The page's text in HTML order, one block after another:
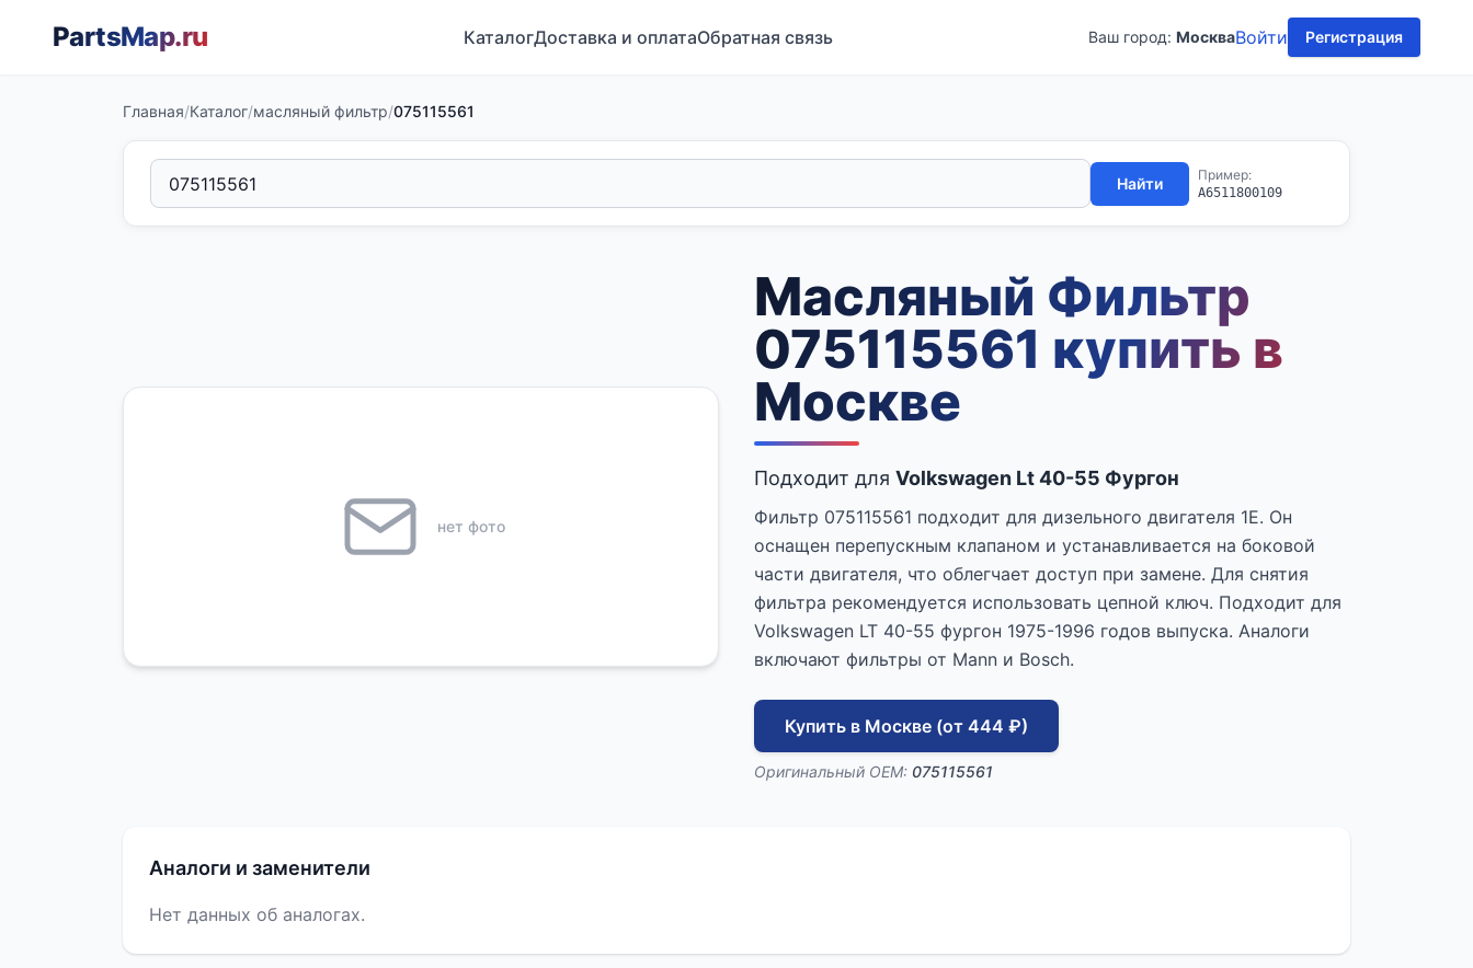
PartsMap.ru КаталогДоставка и оплатаОбратная связь Ваш город: МоскваВойти Регистрация
Главная/Каталог/масляный фильтр/075115561
Найти Пример:
A6511800109
нет фото
Масляный Фильтр
075115561 купить в
Москве
Подходит для Volkswagen Lt 40-55 Фургон
Фильтр 075115561 подходит для дизельного двигателя 1E. Он
оснащен перепускным клапаном и устанавливается на боковой
части двигателя, что облегчает доступ при замене. Для снятия
фильтра рекомендуется использовать цепной ключ. Подходит для
Volkswagen LT 40-55 фургон 1975-1996 годов выпуска. Аналоги
включают фильтры от Mann и Bosch.
Купить в Москве (от 444 ₽)
Оригинальный OEM: 075115561
Аналоги и заменители
Нет данных об аналогах.